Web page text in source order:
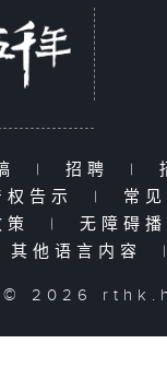
| 招聘 |
权告示
| 常
策
| 无障碍
其他语言内容
|
© 2026